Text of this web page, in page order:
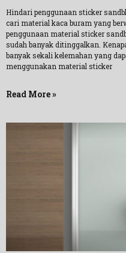
Hindari penggunaan sticker
cari material kaca buram yang
penggunaan material sticker
sudah banyak ditinggalkan.
banyak sekali kelemahan yang
menggunakan material sticker
Read More »